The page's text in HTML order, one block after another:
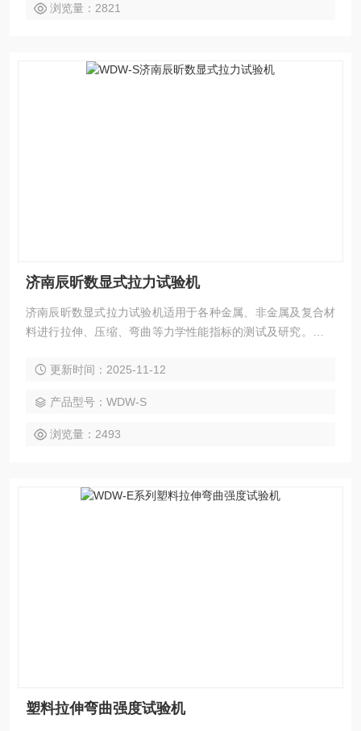
浏览量：2821
济南辰昕数显式拉力试验机
济南辰昕数显式拉力试验机适用于各种金属、非金属及复合材
料进行拉伸、压缩、弯曲等力学性能指标的测试及研究。精密
数字化调整。
更新时间：2025-11-12
产品型号：WDW-S
浏览量：2493
塑料拉伸弯曲强度试验机